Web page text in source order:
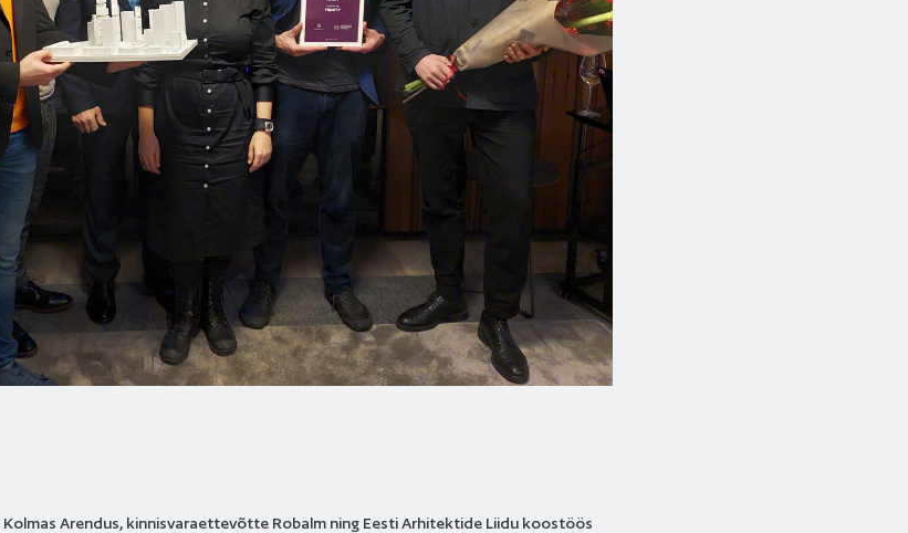
Arendus, kinnisvaraettevõtte Robalm ning Eesti Arhitektide Liidu koostöös